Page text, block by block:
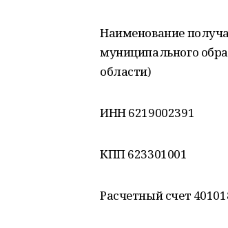
Наименование
муниципального
области)
ИНН 6219002391
КПП 623301001
Расчетный счет